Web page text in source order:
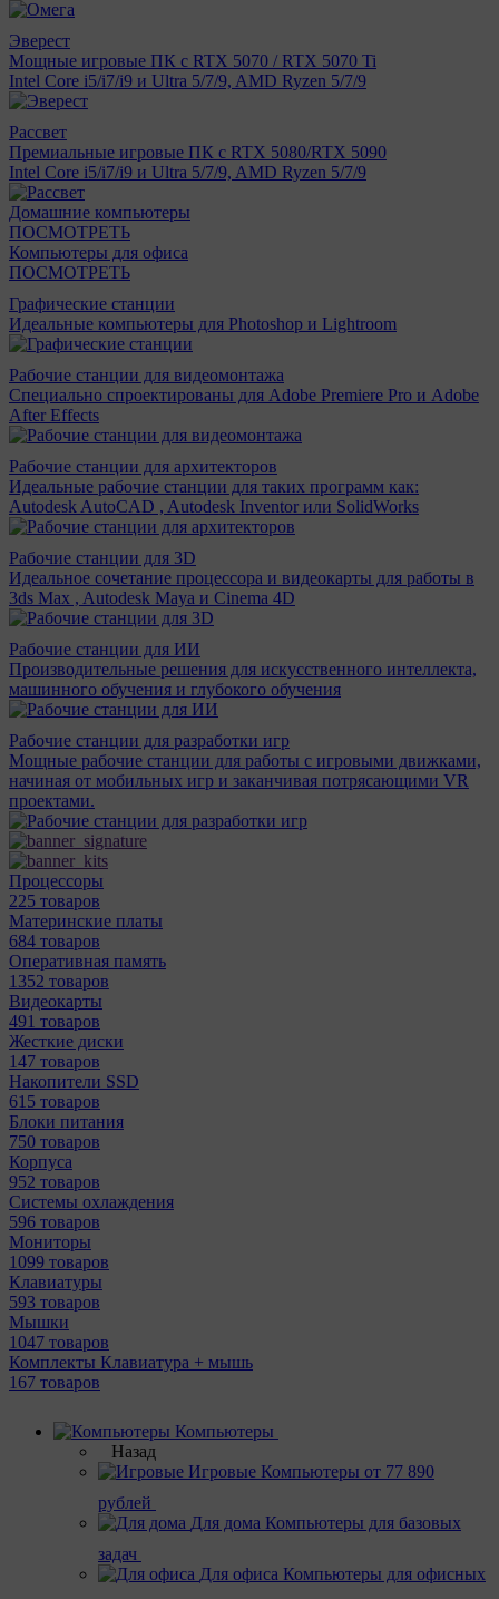
Эверест
Мощные игровые ПК с RTX 5070 / RTX 5070 Ti
Intel Core i5/i7/i9 и Ultra 5/7/9, AMD Ryzen 5/7/9
Рассвет
Премиальные игровые ПК с RTX 5080/RTX 5090
Intel Core i5/i7/i9 и Ultra 5/7/9, AMD Ryzen 5/7/9
Домашние компьютеры
ПОСМОТРЕТЬ
Компьютеры для офиса
ПОСМОТРЕТЬ
Графические станции
Идеальные компьютеры для Photoshop и Lightroom
Рабочие станции для видеомонтажа
Специально спроектированы для Adobe Premiere Pro и Adobe
After Effects
Рабочие станции для архитекторов
Идеальные рабочие станции для таких программ как:
Autodesk AutoCAD , Autodesk Inventor или SolidWorks
Рабочие станции для 3D
Идеальное сочетание процессора и видеокарты для работы в
3ds Max , Autodesk Maya и Cinema 4D
Рабочие станции для ИИ
Производительные решения для искусственного интеллекта,
машинного обучения и глубокого обучения
Рабочие станции для разработки игр
Мощные рабочие станции для работы с игровыми движками,
начиная от мобильных игр и заканчивая потрясающими VR
проектами.
Процессоры
225 товаров
Материнcкие платы
684 товаров
Оперативная память
1352 товаров
Видеокарты
491 товаров
Жесткие диски
147 товаров
Накопители SSD
615 товаров
Блоки питания
750 товаров
Корпуса
952 товаров
Системы охлаждения
596 товаров
Мониторы
1099 товаров
Клавиатуры
593 товаров
Мышки
1047 товаров
Комплекты Клавиатура + мышь
167 товаров
Компьютеры
Назад
Игровые Компьютеры от 77 890
рублей
Для дома Компьютеры для базовых
задач
Для офиса Компьютеры для офисных